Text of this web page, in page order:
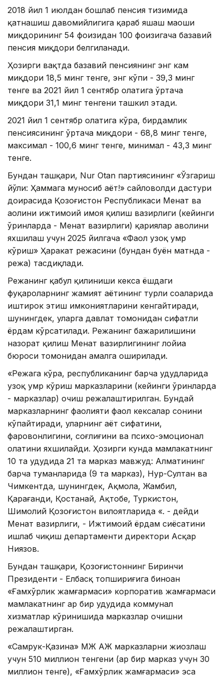
2018 йил 1 июлдан бошлаб пенсия тизимида
қатнашиш давомийлигига қараб яшаш маоши
миқдорининг 54 фоизидан 100 фоизигача базавий
пенсия миқдори белгиланади.
Ҳозирги вақтда базавий пенсиянинг энг кам
миқдори 18,5 минг тенге, энг кўпи - 39,3 минг
тенге ва 2021 йил 1 сентябр ҳолатига ўртача
миқдори 31,1 минг тенгени ташкил этади.
2021 йил 1 сентябр ҳолатига кўра, бирдамлик
пенсиясининг ўртача миқдори - 68,8 минг тенге,
максимал - 100,6 минг тенге, минимал - 43,3 минг
тенге.
Бундан ташқари, Nur Otan партиясининг «Ўзгариш
йўли: Ҳаммага муносиб ҳаёт!» сайловолди дастури
доирасида Қозоғистон Республикаси Меҳнат ва
аҳолини ижтимоий ҳимоя қилиш вазирлиги (кейинги
ўринларда - Меҳнат вазирлиги) қариялар аҳволини
яхшилаш учун 2025 йилгача «Фаол узоқ умр
кўриш» Ҳаракат режасини (бундан буён матнда -
режа) тасдиқлади.
Режанинг қабул қилиниши кекса ёшдаги
фуқароларнинг жамият ҳаётининг турли соҳаларида
иштирок этиш имкониятларини кенгайтиради,
шунингдек, уларга давлат томонидан сифатли
ёрдам кўрсатилади. Режанинг бажарилишини
назорат қилиш Меҳнат вазирлигининг лойиҳа
бюроси томонидан амалга оширилади.
«Режага кўра, республиканинг барча ҳудудларида
узоқ умр кўриш марказларини (кейинги ўринларда
- марказлар) очиш режалаштирилган. Бундай
марказларнинг фаолияти фаол кексалар сонини
кўпайтиради, уларнинг ҳаёт сифатини,
фаровонлигини, соғлиғини ва психо-эмоционал
ҳолатини яхшилайди. Ҳозирги кунда мамлакатнинг
10 та ҳудудида 21 та марказ мавжуд: Алматининг
барча туманларида (9 та марказ), Нур-Султан ва
Чимкентда, шунингдек, Ақмола, Жамбил,
Қарағанди, Қостанай, Aқтобе, Туркистон,
Шимолий Қозоғистон вилоятларида «. - дейди
Меҳнат вазирлиги, - Ижтимоий ёрдам сиёсатини
ишлаб чиқиш департаменти директори Асқар
Ниязов.
Бундан ташқари, Қозоғистоннинг Биринчи
Президенти - Елбасқ топшириғига биноан
«Ғамхўрлик жамғармаси» корпоратив жамғармаси
мамлакатнинг ҳар бир ҳудудида коммунал
хизматлар кўринишида марказлар очишни
режалаштирган.
«Самрук-Қазина» МЖ АЖ марказларни жиҳозлаш
учун 510 миллион тенгени (ҳар бир марказ учун 30
миллион тенге), «Ғамхўрлик жамғармаси» эса